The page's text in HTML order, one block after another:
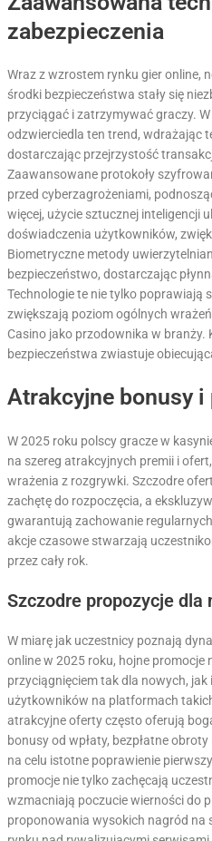
zabezpieczenia
Wraz z wzrostem rynku gier online,
środki bezpieczeństwa stały się
przyciągać i zatrzymywać graczy.
odzwierciedla ten trend, wdrażając
dostarczając przejrzystość
Zaawansowane protokoły
przed cyberzagrożeniami,
więcej, użycie sztucznej inteligencji
doświadczenia użytkowników,
Biometryczne metody
bezpieczeństwo, dostarczając
Technologie te nie tylko poprawiają
zwiększają poziom ogólnych
Casino jako przodownika w branży.
bezpieczeństwa zwiastuje
Atrakcyjne bonusy i
W 2025 roku polscy gracze w
na szereg atrakcyjnych premii i
wrażenia z rozgrywki. Szczodre
zachętę do rozpoczęcia, a
gwarantują zachowanie
akcje czasowe stwarzają
przez cały rok.
Szczodre propozycje dla
W miarę jak uczestnicy poznają
online w 2025 roku, hojne promocje
przyciągnięciem tak dla nowych,
użytkowników na platformach
atrakcyjne oferty często oferują
bonusy od wpłaty, bezpłatne
na celu istotne poprawienie
promocje nie tylko zachęcają
wzmacniają poczucie wierności do
proponowania wysokich nagród na